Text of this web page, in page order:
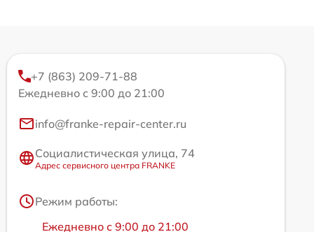
+7 (863) 209-71-88
Ежедневно с 9:00 до 21:00
info@franke-repair-center.ru
Социалистическая улица, 74
Адрес сервисного центра FRANKE
Режим работы:
Ежедневно с 9:00 до 21:00